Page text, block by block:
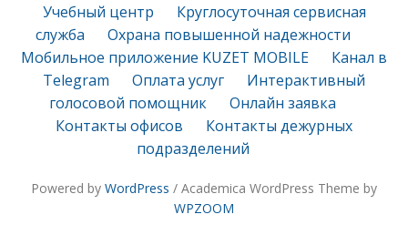
Учебный центр
Круглосуточная сервисная
служба
Охрана повышенной надежности
Мобильное приложение KUZET MOBILE
Канал в
Telegram
Оплата услуг
Интерактивный
голосовой помощник
Онлайн заявка
Контакты офисов
Контакты дежурных
подразделений
Powered by WordPress / Academica WordPress Theme by
WPZOOM